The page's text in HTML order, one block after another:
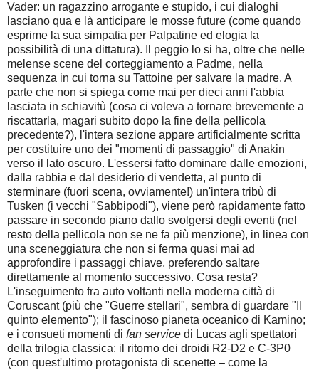
Vader: un ragazzino arrogante e stupido, i cui dialoghi
lasciano qua e là anticipare le mosse future (come quando
esprime la sua simpatia per Palpatine ed elogia la
possibilità di una dittatura). Il peggio lo si ha, oltre che nelle
melense scene del corteggiamento a Padme, nella
sequenza in cui torna su Tattoine per salvare la madre. A
parte che non si spiega come mai per dieci anni l'abbia
lasciata in schiavitù (cosa ci voleva a tornare brevemente a
riscattarla, magari subito dopo la fine della pellicola
precedente?), l'intera sezione appare artificialmente scritta
per costituire uno dei "momenti di passaggio" di Anakin
verso il lato oscuro. L'essersi fatto dominare dalle emozioni,
dalla rabbia e dal desiderio di vendetta, al punto di
sterminare (fuori scena, ovviamente!) un'intera tribù di
Tusken (i vecchi "Sabbipodi"), viene però rapidamente fatto
passare in secondo piano dallo svolgersi degli eventi (nel
resto della pellicola non se ne fa più menzione), in linea con
una sceneggiatura che non si ferma quasi mai ad
approfondire i passaggi chiave, preferendo saltare
direttamente al momento successivo. Cosa resta?
L'inseguimento fra auto voltanti nella moderna città di
Coruscant (più che "Guerre stellari", sembra di guardare "Il
quinto elemento"); il fascinoso pianeta oceanico di Kamino;
e i consueti momenti di fan service di Lucas agli spettatori
della trilogia classica: il ritorno dei droidi R2-D2 e C-3P0
(con quest'ultimo protagonista di scenette – come la